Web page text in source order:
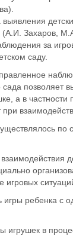
(А.И. Захаров,
за
саду.
сада позволяет
а в
при
по
игровых
игры ребенка с
игрушек в